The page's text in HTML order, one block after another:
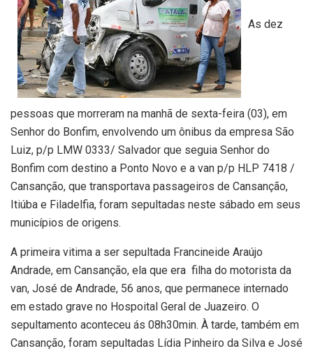
As dez
pessoas que morreram na manhã de sexta-feira (03), em
Senhor do Bonfim, envolvendo um ônibus da empresa São
Luiz, p/p LMW 0333/ Salvador que seguia Senhor do
Bonfim com destino a Ponto Novo e a van p/p HLP 7418 /
Cansanção, que transportava passageiros de Cansanção,
Itiúba e Filadelfia, foram sepultadas neste sábado em seus
municípios de origens.
A primeira vitima a ser sepultada Francineide Araújo
Andrade, em Cansanção, ela que era filha do motorista da
van, José de Andrade, 56 anos, que permanece internado
em estado grave no Hospoital Geral de Juazeiro. O
sepultamento aconteceu ás 08h30min. À tarde, também em
Cansanção, foram sepultadas Lídia Pinheiro da Silva e José